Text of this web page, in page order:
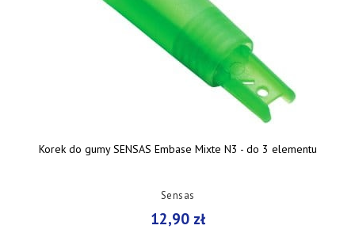
Korek do gumy SENSAS Embase Mixte N3 - do 3 elementu
Sensas
12,90 zł